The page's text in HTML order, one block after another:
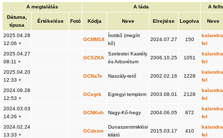
A megtalálás A láda
A
Dátuma,
típusa
Értékelése Fotó Kódja Neve Elrejtése Logolva Neve
2025.04.28
12:06 +
GCMM18
Írottkő (megírt
kő)
2024.07.27 150
fel
2025.04.27
08:11 +
GCSZKA
Szelestei Kastély
és Arborétum
2006.10.25 1051
fel
2025.04.20
12:33 +
GCNaTe Naszály-tető 2002.02.16 1228
fel
2024.09.28
12:53 +
GCegrk Egregyi templom 2003.08.01 2128
fel
2024.03.03
14:26 +
GCNKoh Nagy-Kő-hegy 2004.06.05 872
fel
2024.02.24
13:33 +
GCdszm
Dunaszentmiklósi
kilátó
2015.03.17 410
fel